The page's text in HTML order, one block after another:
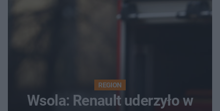
REGION
Wsola: Renault uderzyło w